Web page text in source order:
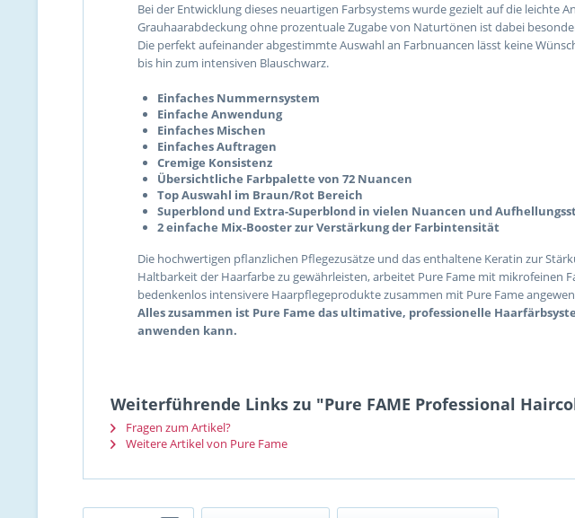
Bei der Entwicklung dieses neuartigen Farbsystems wurde gezielt auf die leichte
Grauhaarabdeckung ohne prozentuale Zugabe von Naturtönen ist dabei
Die perfekt aufeinander abgestimmte Auswahl an Farbnuancen lässt keine
bis hin zum intensiven Blauschwarz.
Einfaches Nummernsystem
Einfache Anwendung
Einfaches Mischen
Einfaches Auftragen
Cremige Konsistenz
Übersichtliche Farbpalette von 72 Nuancen
Top Auswahl im Braun/Rot Bereich
Superblond und Extra-Superblond in vielen Nuancen und
2 einfache Mix-Booster zur Verstärkung der Farbintensität
Die hochwertigen pflanzlichen Pflegezusätze und das enthaltene Keratin zur
Haltbarkeit der Haarfarbe zu gewährleisten, arbeitet Pure Fame mit mikrofeinen
bedenkenlos intensivere Haarpflegeprodukte zusammen mit Pure Fame
Alles zusammen ist Pure Fame das ultimative, professionelle
anwenden kann.
Weiterführende Links zu "Pure FAME Professional
Fragen zum Artikel?
Weitere Artikel von Pure Fame